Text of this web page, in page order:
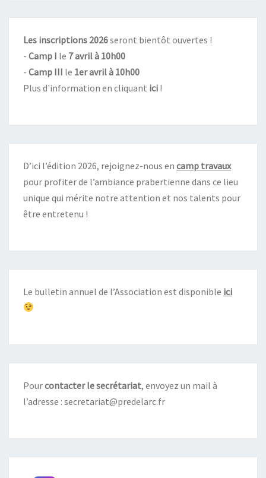
Les inscriptions 2026seront bientôt ouvertes !
- Camp I le 7 avril à 10h00
- Camp III le 1er avril à 10h00
Plus d'information en cliquant ici !
D’ici l’édition 2026, rejoignez-nous en camp travaux
pour profiter de l’ambiance prabertienne dans ce lieu
unique qui mérite notre attention et nos talents pour
être entretenu !
Le bulletin annuel de l’Association est disponible ici
Pourcontacter le secrétariat, envoyez un mail à
l’adresse : secretariat@predelarc.fr